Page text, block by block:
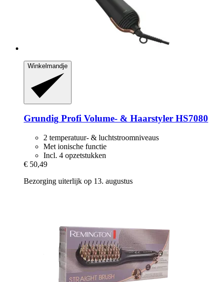
Winkelmandje
Grundig Profi Volume-​ & Haarstyler HS7080
2 temperatuur- & luchtstroomniveaus
Met ionische functie
Incl. 4 opzetstukken
€ 50,49
Bezorging uiterlijk op 13. augustus